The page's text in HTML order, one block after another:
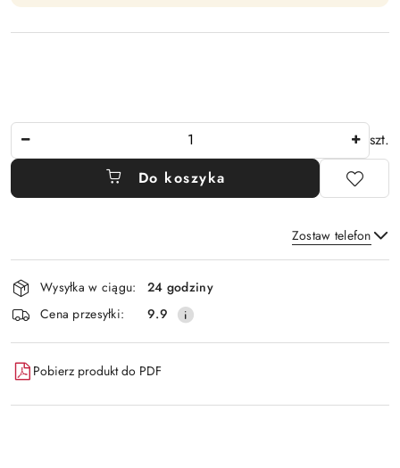
szt.
Do koszyka
Zostaw telefon
Wyślij
Dostępność
i
dostawa
Wysyłka w ciągu:
24 godziny
Cena przesyłki:
9.9
Pobierz produkt do PDF